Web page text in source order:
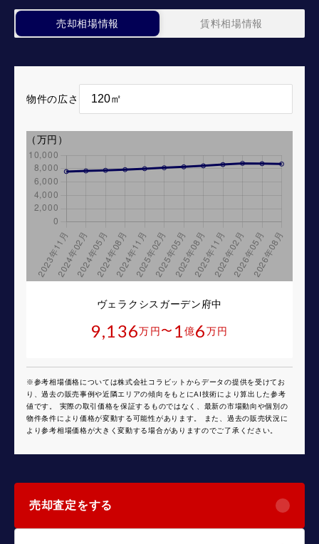
売却相場情報 賃料相場情報
物件の広さ
ヴェラクシスガーデン府中
9,136万円 〜 1億6万円
※参考相場価格については株式会社コラビットからデータの提供を受けてお
り、過去の販売事例や近隣エリアの傾向をもとにAI技術により算出した参考
値です。 実際の取引価格を保証するものではなく、最新の市場動向や個別の
物件条件により価格が変動する可能性があります。 また、過去の販売状況に
より参考相場価格が大きく変動する場合がありますのでご了承ください。
（万円）
売却査定をする